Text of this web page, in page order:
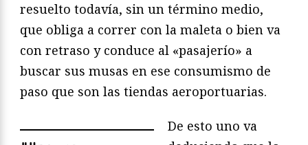
resuelto todavía, sin un término medio,
que obliga a correr con la maleta o bien va
con retraso y conduce al «pasajerío» a
buscar sus musas en ese consumismo de
paso que son las tiendas aeroportuarias.
De esto uno va